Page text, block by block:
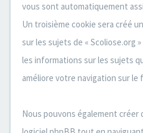
vous sont automatiquement
Un troisième cookie sera créé
sur les sujets de « Scoliose.org
les informations sur les sujets
améliore votre navigation sur le
Nous pouvons également créer